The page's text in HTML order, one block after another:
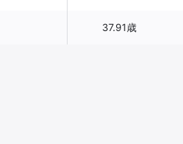
37.91歳